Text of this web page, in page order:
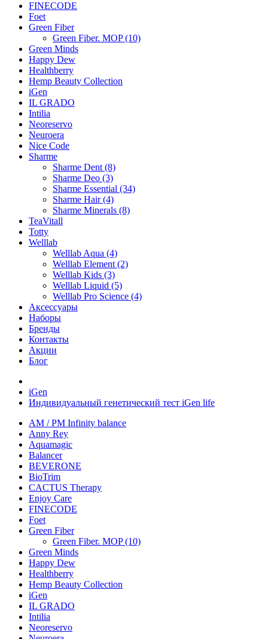
FINECODE
Foet
Green Fiber
Green Fiber. MOP (10)
Green Minds
Happy Dew
Healthberry
Hemp Beauty Collection
iGen
IL GRADO
Intilia
Neoreservo
Neuroera
Nice Code
Sharme
Sharme Dent (8)
Sharme Deo (3)
Sharme Essential (34)
Sharme Hair (4)
Sharme Minerals (8)
TeaVitall
Totty
Welllab
Welllab Aqua (4)
Welllab Element (2)
Welllab Kids (3)
Welllab Liquid (5)
Welllab Pro Science (4)
Аксессуары
Наборы
Бренды
Контакты
Акции
Блог
iGen
Индивидуальный генетический тест iGen life
AM / PM Infinity balance
Anny Rey
Aquamagic
Balancer
BEVERONE
BioTrim
CACTUS Therapy
Enjoy Care
FINECODE
Foet
Green Fiber
Green Fiber. MOP (10)
Green Minds
Happy Dew
Healthberry
Hemp Beauty Collection
iGen
IL GRADO
Intilia
Neoreservo